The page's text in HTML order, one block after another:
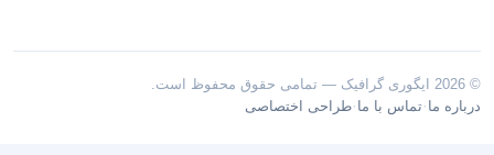
© 2026 ایگوری گرافیک — تمامی حقوق محفوظ است.
درباره ما ·تماس با ما ·طراحی اختصاصی